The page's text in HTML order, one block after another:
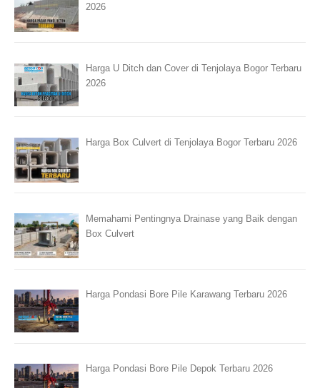
2026
Harga U Ditch dan Cover di Tenjolaya Bogor Terbaru
2026
Harga Box Culvert di Tenjolaya Bogor Terbaru 2026
Memahami Pentingnya Drainase yang Baik dengan
Box Culvert
Harga Pondasi Bore Pile Karawang Terbaru 2026
Harga Pondasi Bore Pile Depok Terbaru 2026